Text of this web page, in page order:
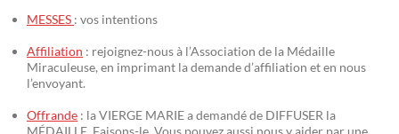
MESSES : vos intentions
Affiliation : rejoignez-nous à l’Association de la Médaille
Miraculeuse, en imprimant la demande d’affiliation et en nous
l’envoyant.
Offrande : la VIERGE MARIE a demandé de DIFFUSER la